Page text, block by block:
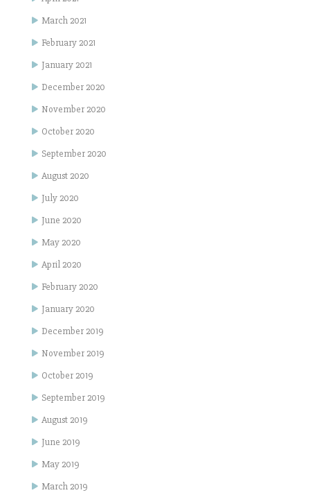
March 2021
February 2021
January 2021
December 2020
November 2020
October 2020
September 2020
August 2020
July 2020
June 2020
May 2020
April 2020
February 2020
January 2020
December 2019
November 2019
October 2019
September 2019
August 2019
June 2019
May 2019
March 2019